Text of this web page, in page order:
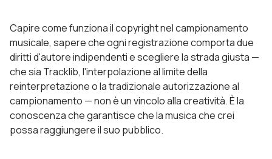
Capire come funziona il copyright nel campionamento
musicale, sapere che ogni registrazione comporta due
diritti d'autore indipendenti e scegliere la strada giusta —
che sia Tracklib, l'interpolazione al limite della
reinterpretazione o la tradizionale autorizzazione al
campionamento — non è un vincolo alla creatività. È la
conoscenza che garantisce che la musica che crei
possa raggiungere il suo pubblico.